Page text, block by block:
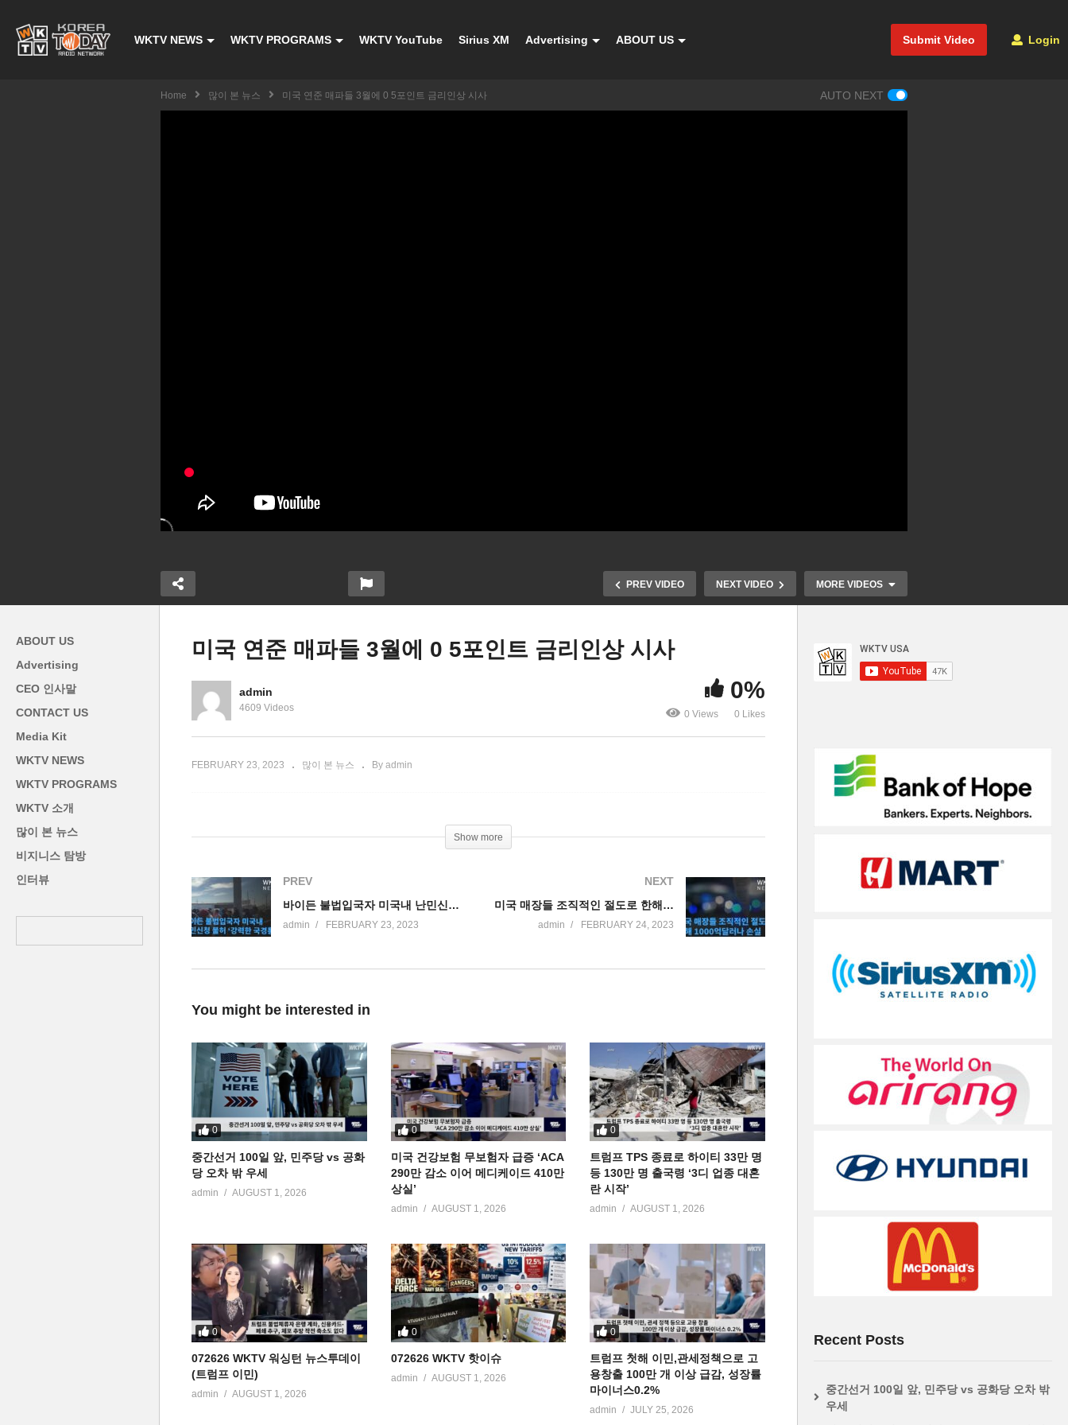
Submit Video Login
WKTV NEWS WKTV PROGRAMS WKTV YouTube Sirius XM Advertising ABOUT US
Home 많이 본 뉴스 미국 연준 매파들 3월에 0 5포인트 금리인상 시사 AUTO NEXT
PREV VIDEO NEXT VIDEO MORE VIDEOS
쟁 1주년에
미국민 은퇴저축 지난해 20%
급감했다가 회복세
미국 크레딧 점수 지역별 차이
ABOUT US
Advertising
CEO 인사말
CONTACT US
Media Kit
WKTV NEWS
WKTV PROGRAMS
WKTV 소개
많이 본 뉴스
비지니스 탐방
인터뷰
미국 연준 매파들 3월에 0 5포인트 금리인상 시사
admin
4609 Videos
0%
0 Views 0 Likes
FEBRUARY 23, 2023 많이 본 뉴스 By admin
Show more
PREV
바이든 불법입국자 미국내 난민신청 불허 ‘강력한 국경통제’
admin FEBRUARY 23, 2023
NEXT
미국 매장들 조직적인 절도로 한해 1000억달러나 손실
admin FEBRUARY 24, 2023
You might be interested in
0
중간선거 100일 앞, 민주당 vs 공화
당 오차 밖 우세
admin AUGUST 1, 2026
0
미국 건강보험 무보험자 급증 ‘ACA
290만 감소 이어 메디케이드 410만
상실’
admin AUGUST 1, 2026
0
트럼프 TPS 종료로 하이티 33만 명
등 130만 명 출국령 ‘3디 업종 대혼
란 시작’
admin AUGUST 1, 2026
0
072626 WKTV 워싱턴 뉴스투데이
(트럼프 이민)
admin AUGUST 1, 2026
0
072626 WKTV 핫이슈
admin AUGUST 1, 2026
0
트럼프 첫해 이민,관세정책으로 고
용창출 100만 개 이상 급감, 성장률
마이너스0.2%
admin JULY 25, 2026
Recent Posts
중간선거 100일 앞, 민주당 vs 공화당 오차 밖
우세